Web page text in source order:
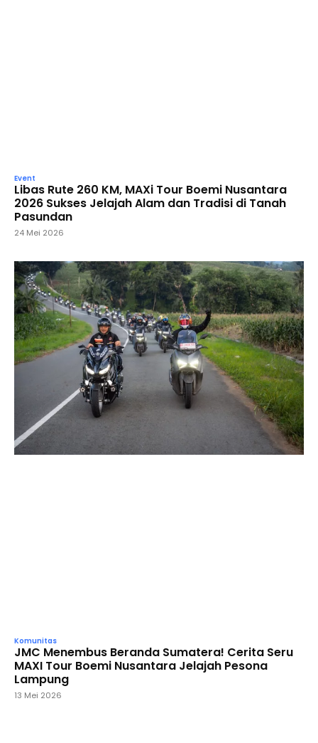
Event
Libas Rute 260 KM, MAXi Tour Boemi Nusantara
2026 Sukses Jelajah Alam dan Tradisi di Tanah
Pasundan
24 Mei 2026
Komunitas
JMC Menembus Beranda Sumatera! Cerita Seru
MAXI Tour Boemi Nusantara Jelajah Pesona
Lampung
13 Mei 2026